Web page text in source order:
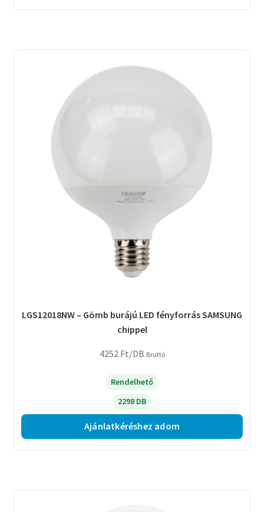
LGS12018NW – Gömb burájú LED fényforrás SAMSUNG
chippel
4252 Ft/DB Bruttó
Rendelhető
2298 DB
Ajánlatkéréshez adom